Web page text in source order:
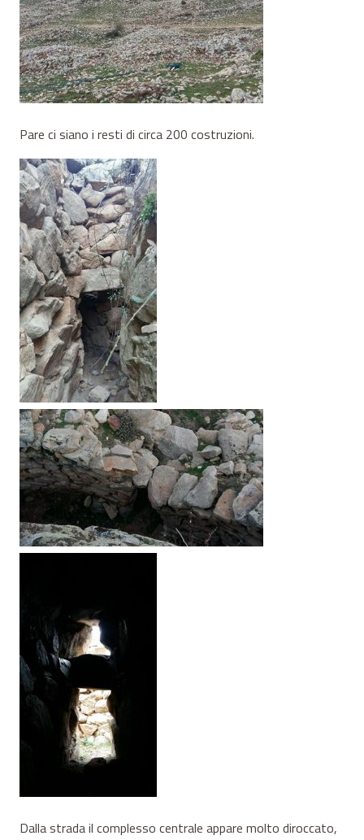
Pare ci siano i resti di circa 200 costruzioni.
Dalla strada il complesso centrale appare molto diroccato,